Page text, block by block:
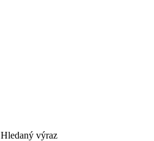
Hledaný výraz